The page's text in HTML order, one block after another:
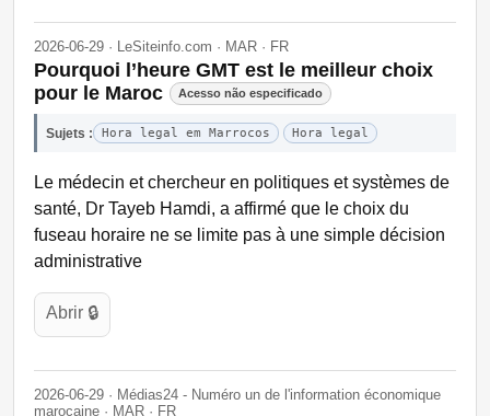
2026-06-29 · LeSiteinfo.com · MAR · FR
Pourquoi l’heure GMT est le meilleur choix
pour le Maroc
Acesso não especificado
Sujets : Hora legal em Marrocos Hora legal
Le médecin et chercheur en politiques et systèmes de
santé, Dr Tayeb Hamdi, a affirmé que le choix du
fuseau horaire ne se limite pas à une simple décision
administrative
Abrir 🔒
2026-06-29 · Médias24 - Numéro un de l'information économique
marocaine · MAR · FR